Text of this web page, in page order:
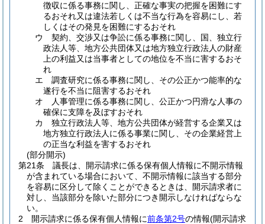
徴収に係る事務に関し、正確な事実の把握を困難にす
るおそれ又は違法若しくは不当な行為を容易にし、若
しくはその発見を困難にするおそれ
ウ
契約、交渉又は争訟に係る事務に関し、国、独立行
政法人等、地方公共団体又は地方独立行政法人の財産
上の利益又は当事者としての地位を不当に害するおそ
れ
エ
調査研究に係る事務に関し、その公正かつ能率的な
遂行を不当に阻害するおそれ
オ
人事管理に係る事務に関し、公正かつ円滑な人事の
確保に支障を及ぼすおそれ
カ
独立行政法人等、地方公共団体が経営する企業又は
地方独立行政法人に係る事業に関し、その企業経営上
の正当な利益を害するおそれ
(部分開示)
第21条
議長は、開示請求に係る保有個人情報に不開示情報
が含まれている場合において、不開示情報に該当する部分
を容易に区分して除くことができるときは、開示請求者に
対し、当該部分を除いた部分につき開示しなければならな
い。
2
開示請求に係る保有個人情報に前条第2号の情報(開示請求